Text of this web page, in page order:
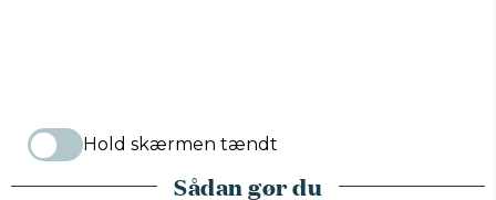
Hold skærmen tændt
Sådan gør du